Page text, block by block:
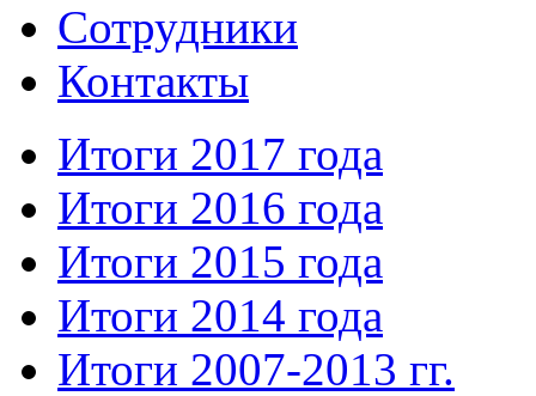
Сотрудники
Контакты
Итоги 2017 года
Итоги 2016 года
Итоги 2015 года
Итоги 2014 года
Итоги 2007-2013 гг.